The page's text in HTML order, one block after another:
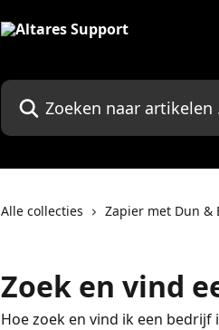
Zoeken naar artikelen ...
Alle collecties Zapier met Dun &
Zoek en vind
Hoe zoek en vind ik een